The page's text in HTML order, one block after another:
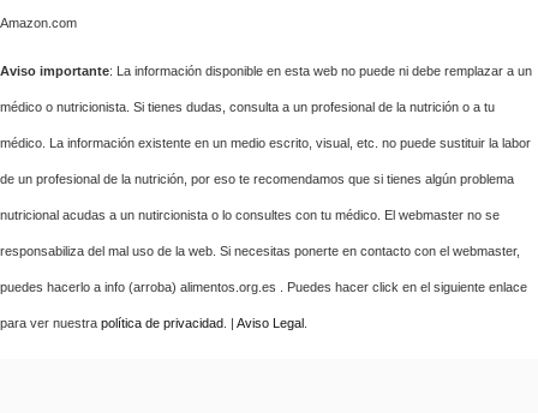
Amazon.com
Aviso importante: La información disponible en esta web no puede ni debe remplazar a un
médico o nutricionista. Si tienes dudas, consulta a un profesional de la nutrición o a tu
médico. La información existente en un medio escrito, visual, etc. no puede sustituir la labor
de un profesional de la nutrición, por eso te recomendamos que si tienes algún problema
nutricional acudas a un nutircionista o lo consultes con tu médico. El webmaster no se
responsabiliza del mal uso de la web. Si necesitas ponerte en contacto con el webmaster,
puedes hacerlo a info (arroba) alimentos.org.es . Puedes hacer click en el siguiente enlace
para ver nuestra política de privacidad . | Aviso Legal